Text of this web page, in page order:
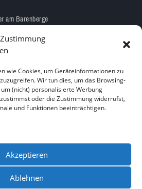
wie Cookies, um Geräteinformationen zu
Wir tun dies, um das Browsing-
(nicht) personalisierte Werbung
oder die Zustimmung widerrufst,
und Funktionen beeinträchtigen.
Akzeptieren
Ablehnen
am Barenberge
– Alle Rechte vorbehalten